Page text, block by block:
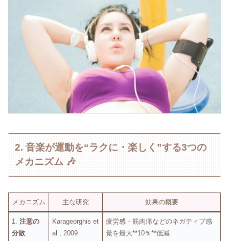
2. 音楽が運動を“ラクに・楽しく”する3つの
メカニズム 🎶
メカニズム 主な研究 効果の概要
1.注意の
分散
Karageorghis et
al., 2009
疲労感・筋肉痛などのネガティブ感
覚を最大**10％**低減